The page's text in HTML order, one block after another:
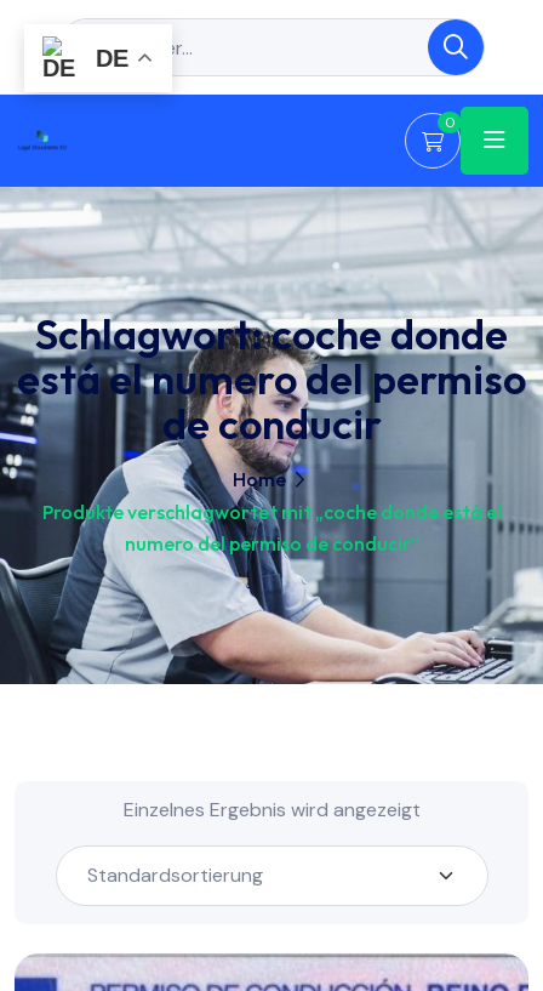
0
Schlagwort:coche donde
está el numero del permiso
de conducir
Home
Produkte verschlagwortet mit „coche donde está el
numero del permiso de conducir“
Einzelnes Ergebnis wird angezeigt
DE